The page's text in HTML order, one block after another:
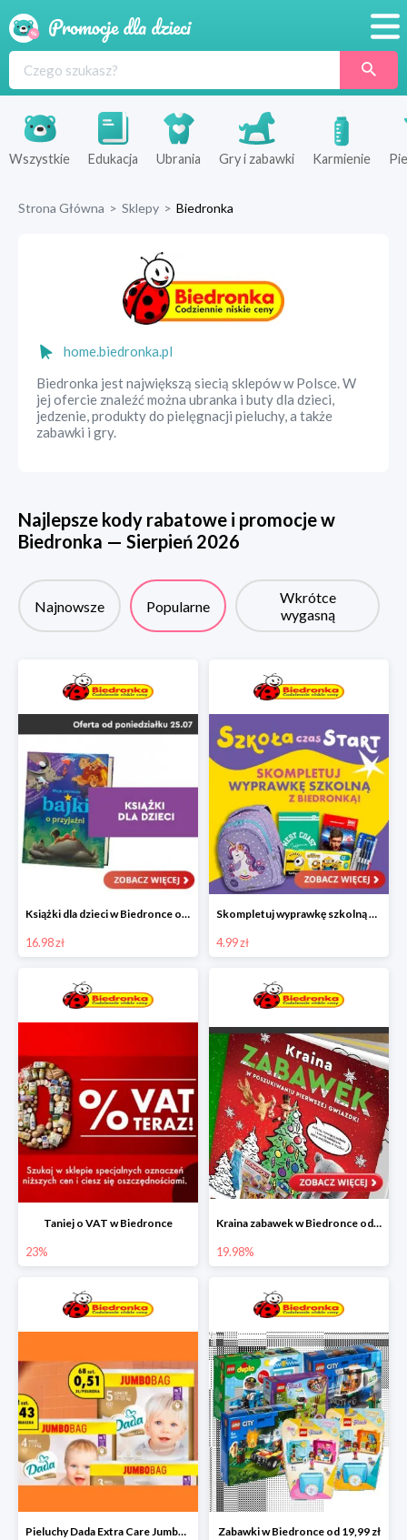
Produkty
Sklepy
Wszystkie Edukacja Ubrania Gry i zabawki Karmienie
Strona Główna > Sklepy > Biedronka
home.biedronka.pl
Biedronka jest największą siecią sklepów w Polsce. W
jej ofercie znaleźć można ubranka i buty dla dzieci,
jedzenie, produkty do pielęgnacji pieluchy, a także
zabawki i gry.
Najlepsze kody rabatowe i promocje w
Biedronka — Sierpień 2026
Najnowsze Popularne
Wkrótce
wygasną
Książki dla dzieci w Biedronce od 16,99 zł
16.98 zł
Skompletuj wyprawkę szkolną z Biedronką od 4,99 zł
4.99 zł
Taniej o VAT w Biedronce
23%
Kraina zabawek w Biedronce od 19,99 zł
19.98%
Pieluchy Dada Extra Care Jumbo Bag w super cenie Zabawki w Biedronce od 19,99 zł